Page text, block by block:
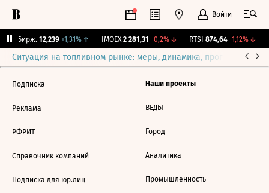
Войти
Бирж. 12,239 +1,31%↑ IMOEX 2 281,31 -0,2%↓ RTSI 874,64 -1,12%↓
Ситуация на топливном рынке: меры, динамика, прогнозы
Подписка
Реклама
РФРИТ
Справочник компаний
Подписка для юр.лиц
Наши проекты
ВЕДЫ
Город
Аналитика
Промышленность